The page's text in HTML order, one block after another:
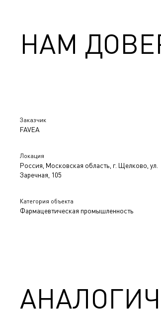
НАМ
Заказчик
FAVEA
Локация
Россия, Московская область, г. Щелково, ул.
Заречная, 105
Категория объекта
Фармацевтическая промышленность